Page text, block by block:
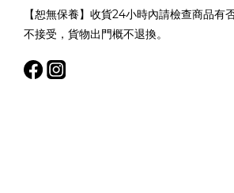
【恕無保養】收貨24小時內請檢查商品有
不接受，貨物出門概不退換。